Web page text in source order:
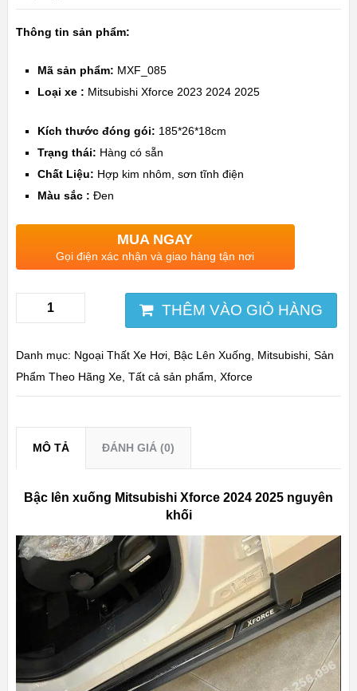
Thông tin sản phẩm:
Mã sản phẩm: MXF_085
Loại xe : Mitsubishi Xforce 2023 2024 2025
Kích thước đóng gói: 185*26*18cm
Trạng thái: Hàng có sẵn
Chất Liệu: Hợp kim nhôm, sơn tĩnh điện
Màu sắc : Đen
MUA NGAY
Gọi điện xác nhận và giao hàng tận nơi
THÊM VÀO GIỎ HÀNG
Danh mục: Ngoại Thất Xe Hơi, Bậc Lên Xuống Mitsubishi, Sản
Phẩm Theo Hãng Xe, Tất cả sản phẩm Xforce
MÔ TẢ ĐÁNH GIÁ (0)
Bậc lên xuống Mitsubishi Xforce 2024 2025 nguyên
khối